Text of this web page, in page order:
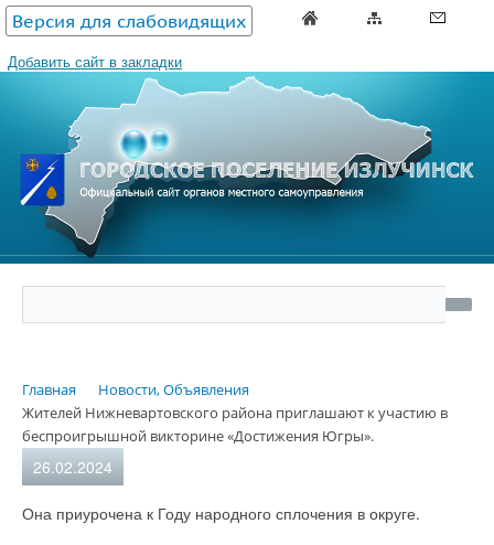
Версия для слабовидящих
Добавить сайт в закладки
Главная
Новости, Объявления
Жителей Нижневартовского района приглашают к участию в
беспроигрышной викторине «Достижения Югры».
26.02.2024
Она приурочена к Году народного сплочения в округе.